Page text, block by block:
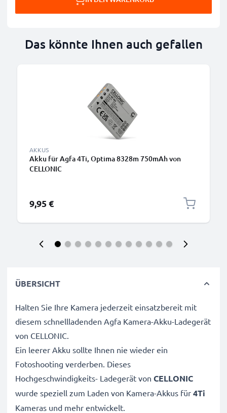
Das könnte Ihnen auch gefallen
AKKUS
Akku für Agfa 4Ti, Optima 8328m 750mAh von
CELLONIC
9,95 €
ÜBERSICHT
Halten Sie Ihre Kamera jederzeit einsatzbereit mit
diesem schnellladenden Agfa Kamera-Akku-Ladegerät
von CELLONIC.
Ein leerer Akku sollte Ihnen nie wieder ein
Fotoshooting verderben. Dieses
Hochgeschwindigkeits- Ladegerät von CELLONIC
wurde speziell zum Laden von Kamera-Akkus für 4Ti
Kameras und mehr entwickelt.